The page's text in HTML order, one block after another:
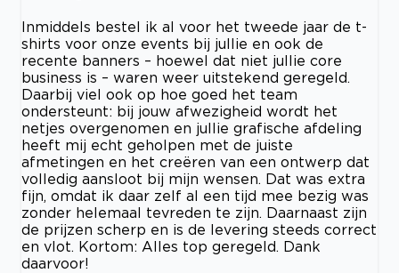
Inmiddels bestel ik al voor het tweede jaar de t-
shirts voor onze events bij jullie en ook de
recente banners – hoewel dat niet jullie core
business is – waren weer uitstekend geregeld.
Daarbij viel ook op hoe goed het team
ondersteunt: bij jouw afwezigheid wordt het
netjes overgenomen en jullie grafische afdeling
heeft mij echt geholpen met de juiste
afmetingen en het creëren van een ontwerp dat
volledig aansloot bij mijn wensen. Dat was extra
fijn, omdat ik daar zelf al een tijd mee bezig was
zonder helemaal tevreden te zijn. Daarnaast zijn
de prijzen scherp en is de levering steeds correct
en vlot. Kortom: Alles top geregeld. Dank
daarvoor!